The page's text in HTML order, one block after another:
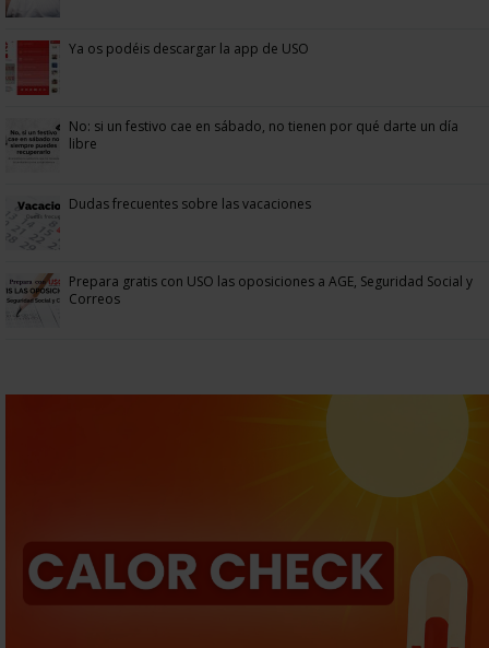
Ya os podéis descargar la app de USO
No: si un festivo cae en sábado, no tienen por qué darte un día
libre
Dudas frecuentes sobre las vacaciones
Prepara gratis con USO las oposiciones a AGE, Seguridad Social y
Correos